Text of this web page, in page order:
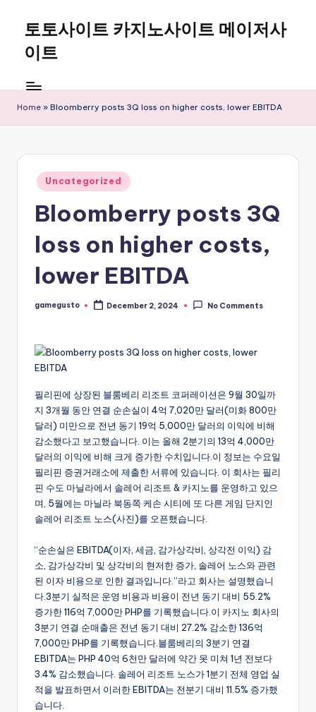
content
토토사이트 카지노사이트 메이저사
이트
Home » Bloomberry posts 3Q loss on higher costs, lower EBITDA
Posted
in
Uncategorized
Bloomberry posts 3Q
loss on higher costs,
lower EBITDA
Posted
gamegusto December 2, 2024 No Comments
필리핀에 상장된 블룸베리 리조트 코퍼레이션은 9월 30일까
지 3개월 동안 연결 순손실이 4억 7,020만 달러(미화 800만
달러) 미만으로 전년 동기 19억 5,000만 달러의 이익에 비해
감소했다고 보고했습니다. 이는 올해 2분기의 13억 4,000만
달러의 이익에 비해 크게 증가한 수치입니다.이 정보는 수요일
필리핀 증권거래소에 제출한 서류에 있습니다. 이 회사는 필리
핀 수도 마닐라에서 솔레어 리조트 & 카지노를 운영하고 있으
며, 5월에는 마닐라 북동쪽 케손 시티에 또 다른 게임 단지인
솔레어 리조트 노스(사진)를 오픈했습니다.
“순손실은 EBITDA(이자, 세금, 감가상각비, 상각전 이익) 감
소, 감가상각비 및 상각비의 현저한 증가, 솔레어 노스와 관련
된 이자 비용으로 인한 결과입니다.”라고 회사는 설명했습니
다.3분기 실적은 운영 비용과 비용이 전년 동기 대비 55.2%
증가한 116억 7,000만 PHP를 기록했습니다.이 카지노 회사의
3분기 연결 순매출은 전년 동기 대비 27.2% 감소한 136억
7,000만 PHP를 기록했습니다.블룸베리의 3분기 연결
EBITDA는 PHP 40억 6천만 달러에 약간 못 미쳐 1년 전보다
3.4% 감소했습니다. 솔레어 리조트 노스가 1분기 전체 영업 실
적을 발표하면서 이러한 EBITDA는 전분기 대비 11.5% 증가했
습니다.